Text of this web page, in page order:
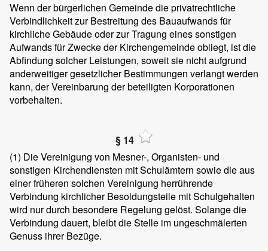
Wenn der bürgerlichen Gemeinde die privatrechtliche
Verbindlichkeit zur Bestreitung des Bauaufwands für
kirchliche Gebäude oder zur Tragung eines sonstigen
Aufwands für Zwecke der Kirchengemeinde obliegt, ist die
Abfindung solcher Leistungen, soweit sie nicht aufgrund
anderweitiger gesetzlicher Bestimmungen verlangt werden
kann, der Vereinbarung der beteiligten Korporationen
vorbehalten.
§ 14
(1) Die Vereinigung von Mesner-, Organisten- und
sonstigen Kirchendiensten mit Schulämtern sowie die aus
einer früheren solchen Vereinigung herrührende
Verbindung kirchlicher Besoldungsteile mit Schulgehalten
wird nur durch besondere Regelung gelöst. Solange die
Verbindung dauert, bleibt die Stelle im ungeschmälerten
Genuss ihrer Bezüge.